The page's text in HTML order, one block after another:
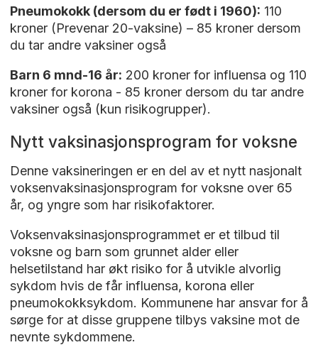
Pneumokokk (dersom du er født i 1960): 110
kroner (Prevenar 20-vaksine) – 85 kroner dersom
du tar andre vaksiner også
Barn 6 mnd-16 år: 200 kroner for influensa og 110
kroner for korona - 85 kroner dersom du tar andre
vaksiner også (kun risikogrupper).
Nytt vaksinasjonsprogram for voksne
Denne vaksineringen er en del av et nytt nasjonalt
voksenvaksinasjonsprogram for voksne over 65
år, og yngre som har risikofaktorer.
Voksenvaksinasjonsprogrammet er et tilbud til
voksne og barn som grunnet alder eller
helsetilstand har økt risiko for å utvikle alvorlig
sykdom hvis de får influensa, korona eller
pneumokokksykdom. Kommunene har ansvar for å
sørge for at disse gruppene tilbys vaksine mot de
nevnte sykdommene.